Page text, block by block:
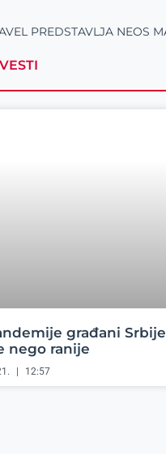
građani Srbije
nego ranije
12:57